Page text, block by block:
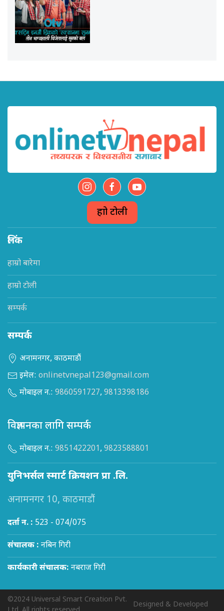
हाम्रो टोली
लिंक
हाम्रो बारेमा
हाम्रो टोली
सम्पर्क
सम्पर्क
अनामनगर, काठमाडौं
इमेल: onlinetvnepal123@gmail.com
मोबाइल न.: 9860591727, 9813398186
विज्ञापनका लागि सम्पर्क
मोबाइल न.: 9851422201, 9823588801
युनिभर्सल स्मार्ट क्रियशन प्रा .लि.
अनामनगर 10, काठमाडौं
दर्ता न. : 523 - 074/075
संचालक : नबिन गिरी
कार्यकारी संचालक: नबराज गिरी
©2024 Universal Smart Creation Pvt.
Designed & Developed